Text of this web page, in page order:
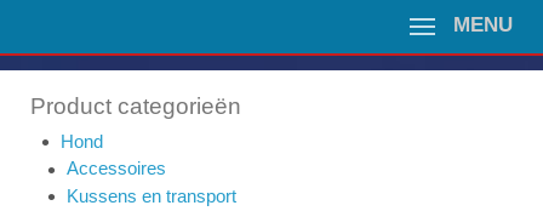
MENU
Product categorieën
Hond
Accessoires
Kussens en transport